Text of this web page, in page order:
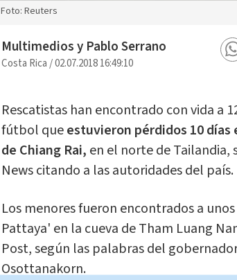
Foto: Reuters
Multimedios y Pablo Serrano
Costa Rica/02.07.2018 16:49:10
Rescatistas han encontrado con vida a
fútbol queestuvieron pérdidos 10 días
de Chiang Rai, en el norte de Tailandia,
News citando a las autoridades del país.
Los menores fueron encontrados a
Pattaya' en la cueva de Tham Luang
Post, según las palabras del
Osottanakorn.